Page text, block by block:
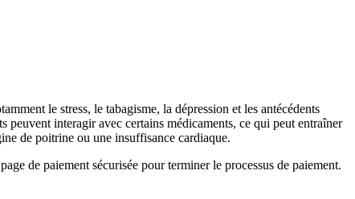
le stress, le tabagisme, la dépression et les antécédents
interagir avec certains médicaments, ce qui peut entraîner
de poitrine ou une insuffisance cardiaque.
de paiement sécurisée pour terminer le processus de paiement.